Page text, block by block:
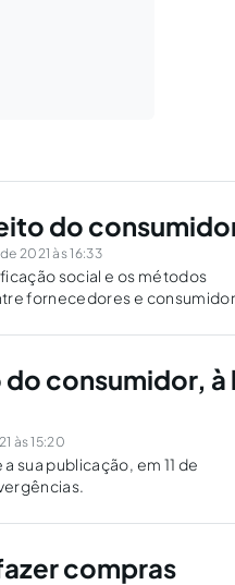
do
2021 às 16:33
social e os métodos
fornecedores e
consumidor, à
às 15:20
sua publicação, em 11 de
compras